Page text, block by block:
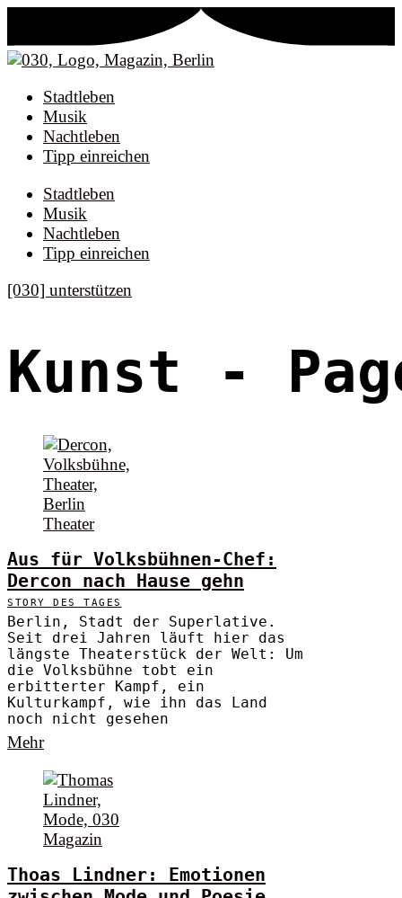
Stadtleben
Musik
Nachtleben
Tipp einreichen
Stadtleben
Musik
Nachtleben
Tipp einreichen
[030] unterstützen
Kunst -
Aus für Volksbühnen-Chef:
Dercon nach Hause gehn
STORY DES TAGES
Berlin, Stadt der Superlative.
Seit drei Jahren läuft hier das
längste Theaterstück der Welt: Um
die Volksbühne tobt ein
erbitterter Kampf, ein
Kulturkampf, wie ihn das Land
noch nicht gesehen
Mehr
Thoas Lindner: Emotionen